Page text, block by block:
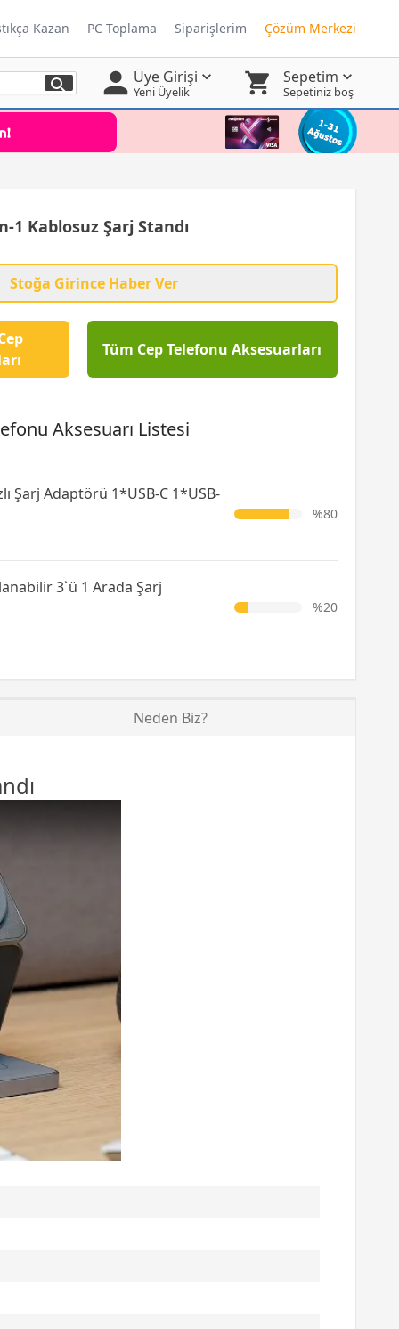
Kazan PC Toplama Siparişlerim Çözüm Merkezi
Üye Girişi
Yeni Üyelik
Sepetim
Sepetiniz boş
1 Kablosuz Şarj Standı
Stoğa Girince Haber Ver
Tüm Cep Telefonu Aksesuarları
Aksesuarı Listesi
Şarj Adaptörü 1*USB-C 1*USB-
%80
3`ü 1 Arada Şarj
%20
Neden Biz?
in-1 Kablosuz Şarj Standı